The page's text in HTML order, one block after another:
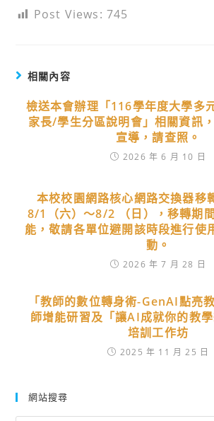
Post Views: 745
相關內容
檢送本會辦理「116學年度大學多
家長/學生分區說明會」相關資訊
宣導，請查照。
2026 年 6 月 10 日
本校校園網路核心網路交換器移
8/1（六）～8/2 （日），移轉期
能，敬請各單位避開該時段進行使
動。
2026 年 7 月 28 日
「教師的數位轉身術-GenAI點亮
師增能研習及「讓AI成就你的教
培訓工作坊
2025 年 11 月 25 日
網站搜尋